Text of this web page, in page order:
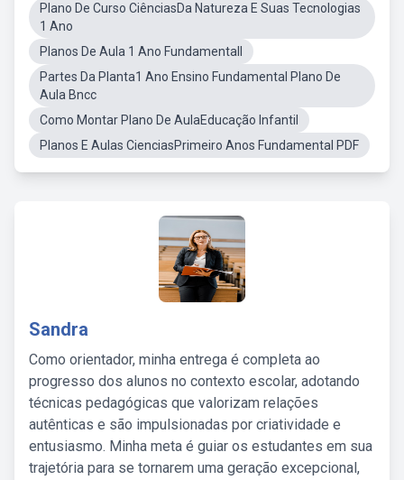
Plano De Curso CiênciasDa Natureza E Suas Tecnologias
1 Ano
Planos De Aula 1 Ano FundamentalI
Partes Da Planta1 Ano Ensino Fundamental Plano De
Aula Bncc
Como Montar Plano De AulaEducação Infantil
Planos E Aulas CienciasPrimeiro Anos Fundamental PDF
Sandra
Como orientador, minha entrega é completa ao
progresso dos alunos no contexto escolar, adotando
técnicas pedagógicas que valorizam relações
autênticas e são impulsionadas por criatividade e
entusiasmo. Minha meta é guiar os estudantes em sua
trajetória para se tornarem uma geração excepcional,